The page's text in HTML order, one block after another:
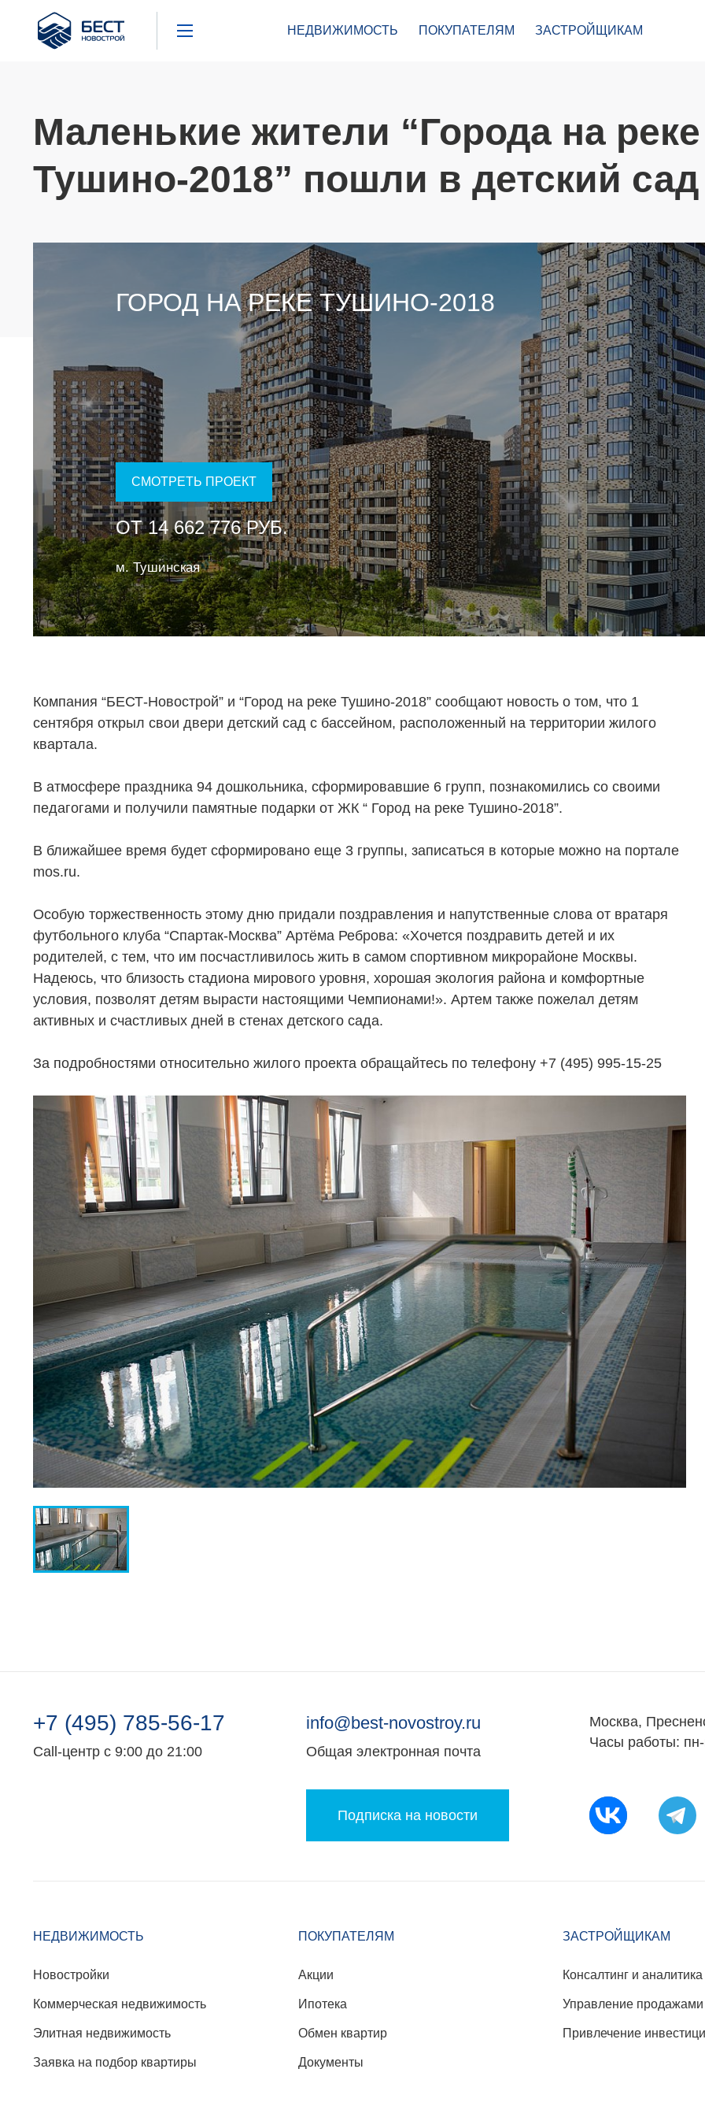
Бест
Новострой
НЕДВИЖИМОСТЬ ПОКУПАТЕЛЯМ ЗАСТРОЙЩИКАМ
НЕДВИЖИМОСТЬ
Новостройки
Элитная недвижимость
Заявка на подбор квартиры
ПОКУПАТЕЛЯМ
Обмен квартир
Документы
Консалтинг и аналитика
Маленькие жители “Города на реке
Тушино-2018” пошли в детский сад
ГОРОД НА РЕКЕ ТУШИНО-2018
СМОТРЕТЬ ПРОЕКТ
ОТ 14 662 776 РУБ.
м. Тушинская
Компания “БЕСТ-Новострой” и “Город на реке Тушино-2018” сообщают новость о том, что 1
сентября открыл свои двери детский сад с бассейном, расположенный на территории жилого
квартала.
В атмосфере праздника 94 дошкольника, сформировавшие 6 групп, познакомились со своими
педагогами и получили памятные подарки от ЖК “ Город на реке Тушино-2018”.
В ближайшее время будет сформировано еще 3 группы, записаться в которые можно на портале
mos.ru.
Особую торжественность этому дню придали поздравления и напутственные слова от вратаря
футбольного клуба “Спартак-Москва” Артёма Реброва: «Хочется поздравить детей и их
родителей, с тем, что им посчастливилось жить в самом спортивном микрорайоне Москвы.
Надеюсь, что близость стадиона мирового уровня, хорошая экология района и комфортные
условия, позволят детям вырасти настоящими Чемпионами!». Артем также пожелал детям
активных и счастливых дней в стенах детского сада.
За подробностями относительно жилого проекта обращайтесь по телефону +7 (495) 995-15-25
+7 (495) 785-56-17
Call-центр с 9:00 до 21:00
info@best-novostroy.ru
Общая электронная почта
Подписка на новости
Москва,
Часы работы:
НЕДВИЖИМОСТЬ
Новостройки
Коммерческая недвижимость
Элитная недвижимость
Заявка на подбор квартиры
ПОКУПАТЕЛЯМ
Акции
Ипотека
Обмен квартир
Документы
ЗАСТРОЙЩИКАМ
Консалтинг и аналитика
Управление продажами
Привлечение